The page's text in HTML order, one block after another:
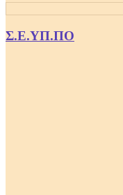
Σ.Ε.ΥΠ.ΠΟ